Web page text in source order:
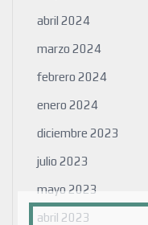
abril 2024
marzo 2024
febrero 2024
enero 2024
diciembre 2023
julio 2023
mayo 2023
abril 2023